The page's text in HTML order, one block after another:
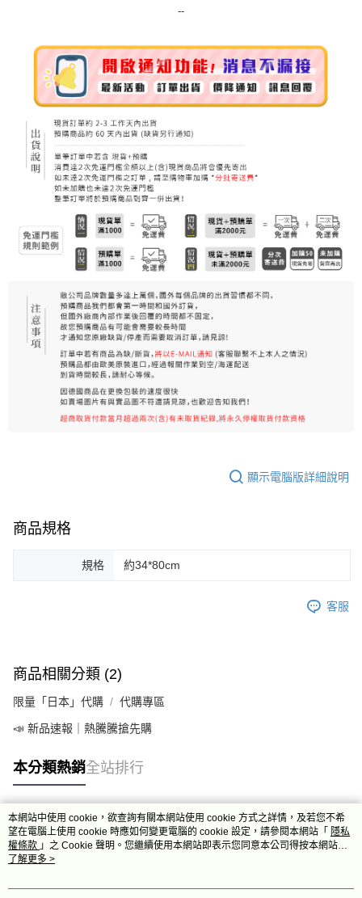
全家取貨付款
每筆NT$80，滿NT$999(含以上)免運費
每筆NT$80，滿NT$999(含以上)免運費
7-11取貨付款
每筆NT$80，滿NT$999(含以上)免運費
7-11純取貨 (先付款
每筆NT$80，滿NT$999(含以上)免運費
每筆NT$100，滿NT$999(含以上)免運費
離島宅配（澎湖、金門、馬祖、小琉球）
每筆NT$250，滿NT$3,000(含以上)免運費
--
顯示電腦版詳細說明
商品規格
規格 約34*80cm
客服
商品相關分類 (2)
限量「日本」代購 代購專區
📣 新品速報｜熱騰騰搶先購
本分類熱銷全站排行
熱門標籤
本網站中使用 cookie，欲查詢有關本網站使用 cookie 方式之詳情，及若您不希
望在電腦上使用 cookie 時應如何變更電腦的 cookie 設定，請參閱本網站「 隱私
權條款 」之 Cookie 聲明。您繼續使用本網站即表示您同意本公司得按本網站使
用條款之 Cookie 聲明使用 cookie。
了解更多 >